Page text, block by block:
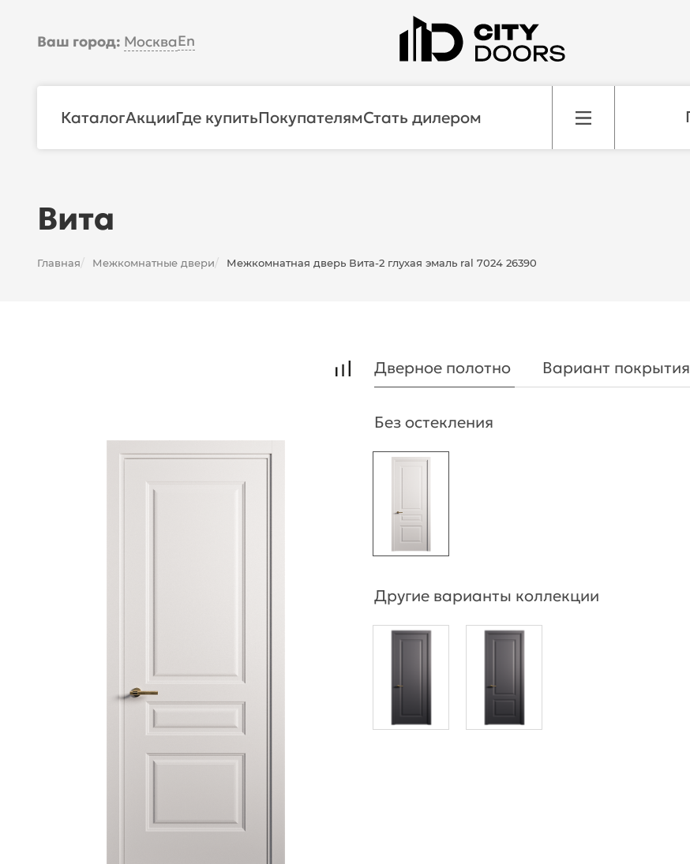
Ваш город: МоскваEn
КаталогАкцииГде купитьПокупателямСтать дилером
Вита
Главная/ Межкомнатные двери/ Межкомнатная дверь Вита-2 глухая эмаль ral 7024 26390
Дверное полотно Вариант покрытия
Без остекления
Другие варианты коллекции